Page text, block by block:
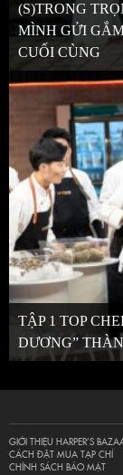
(S)TRONG
MÌNH GỬI
CUỐI CÙNG
TẬP 1 TOP
DƯƠNG”
GIỚI THIỆU HARPER’S
CÁCH ĐẶT MUA TẠP CHÍ
CHÍNH SÁCH BẢO MẬT